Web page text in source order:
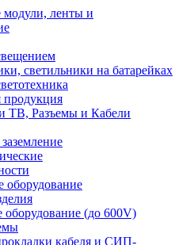
ленты и
светильники на батарейках
продукция
ТВ, Разъемы и Кабели
оборудование
оборудование (до 600V)
кабеля и СИП-